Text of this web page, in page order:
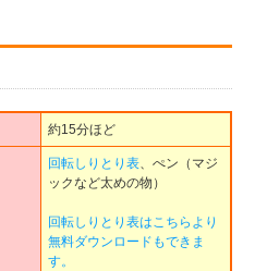
約15分ほど
回転しりとり表、ぺン（マジ
ックなど太めの物）
回転しりとり表はこちらより
無料ダウンロードもできま
す。